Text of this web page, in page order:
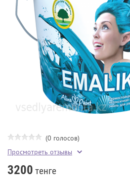
(0 голосов)
Просмотреть отзывы
3200 тенге